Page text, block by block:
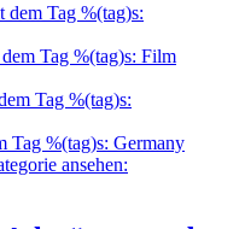
dem Tag %(tag)s:
Tag %(tag)s: Film
Tag %(tag)s:
Tag %(tag)s: Germany
ansehen: